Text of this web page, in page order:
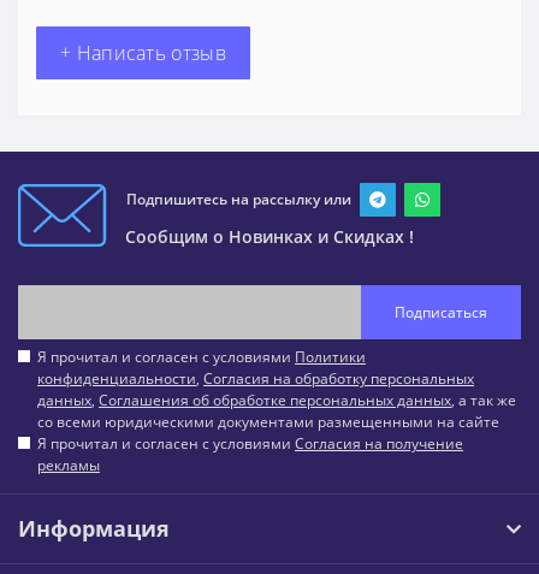
+ Написать отзыв
Подпишитесь на рассылку или
Сообщим о Новинках и Скидках !
Подписаться
Я прочитал и согласен с условиями Политики
конфиденциальности, Согласия на обработку персональных
данных, Соглашения об обработке персональных данных, а так же
со всеми юридическими документами размещенными на сайте
Я прочитал и согласен с условиями Согласия на получение
рекламы
Информация